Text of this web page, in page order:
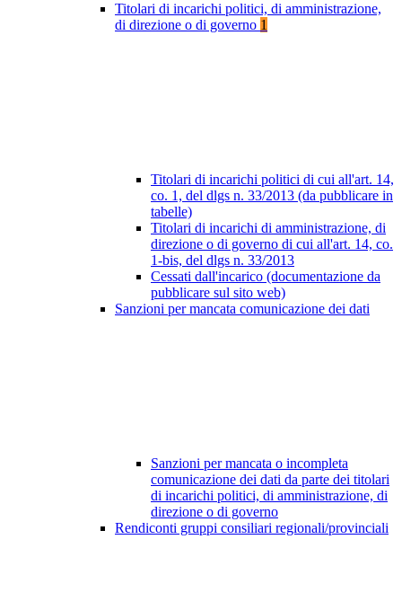
Titolari di incarichi politici, di amministrazione,
di direzione o di governo 1
Titolari di incarichi politici di cui all'art. 14,
co. 1, del dlgs n. 33/2013 (da pubblicare in
tabelle)
Titolari di incarichi di amministrazione, di
direzione o di governo di cui all'art. 14, co.
1-bis, del dlgs n. 33/2013
Cessati dall'incarico (documentazione da
pubblicare sul sito web)
Sanzioni per mancata comunicazione dei dati
Sanzioni per mancata o incompleta
comunicazione dei dati da parte dei titolari
di incarichi politici, di amministrazione, di
direzione o di governo
Rendiconti gruppi consiliari regionali/provinciali